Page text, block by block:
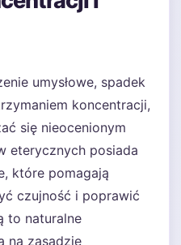
umysłowe, spadek
koncentracji,
się nieocenionym
eterycznych posiada
które pomagają
czujność i poprawić
to naturalne
na zasadzie